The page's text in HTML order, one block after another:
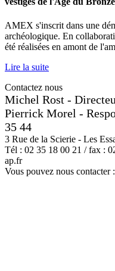
AMEX s'inscrit dans une
archéologique. En
été réalisées en amont de
Lire la suite
Contactez nous
Michel Rost -
Pierrick Morel -
35 44
3 Rue de la Scierie - Les
Tél : 02 35 18 00 21 / fax :
ap.fr
Vous pouvez nous